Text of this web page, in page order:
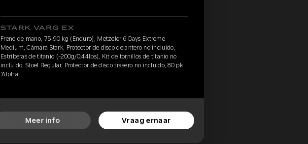
STARK VARG EX
Freno de mano, 75-90 kg (Enduro), Metzeler 6 Days Extreme
Medium, Cámara Stark, Protector de disco delantero no incluido,
Estriberas de titanio (-200g/0.44lbs), Kit de tornillos de titanio no
incluido, Stoel Regular, Protector de disco trasero no incluido, 80 pk
'Alpha'
Meer info Vraag ernaar